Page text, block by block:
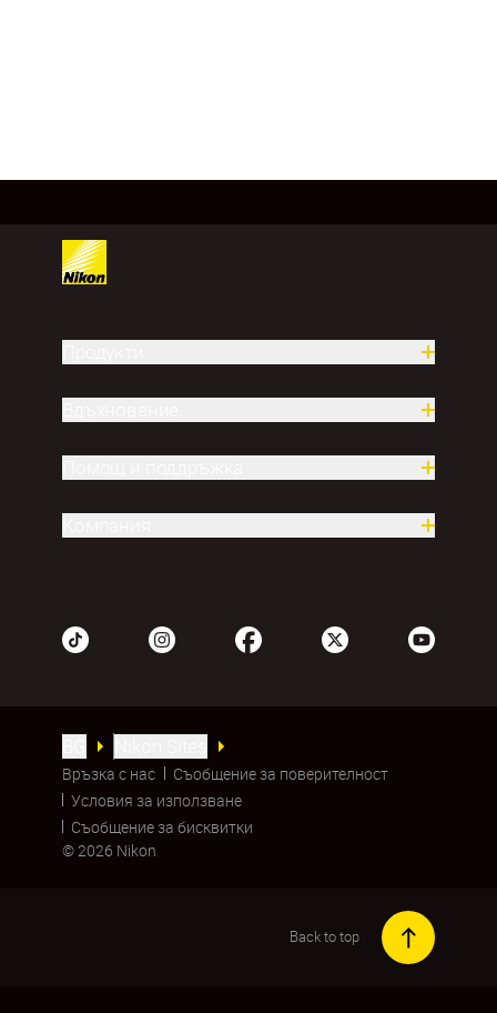
Връзка с нас
Съобщение за поверителност
Условия за използване
Съобщение за бисквитки
© 2026 Nikon
Back to top